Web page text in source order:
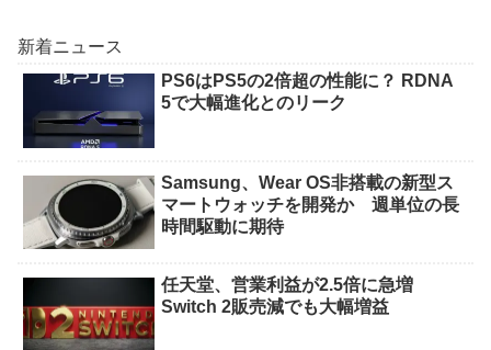
新着ニュース
PS6はPS5の2倍超の性能に？ RDNA
5で大幅進化とのリーク
Samsung、Wear OS非搭載の新型ス
マートウォッチを開発か 週単位の長
時間駆動に期待
任天堂、営業利益が2.5倍に急増
Switch 2販売減でも大幅増益